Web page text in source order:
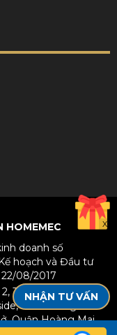
HOMEMEC
doanh số
hoạch và Đầu tư
08/2017
Tòa CT1-2-12, Khu
885 Đường Tam
Quận Hoàng Mai,
X
NHẬN TƯ VẤN